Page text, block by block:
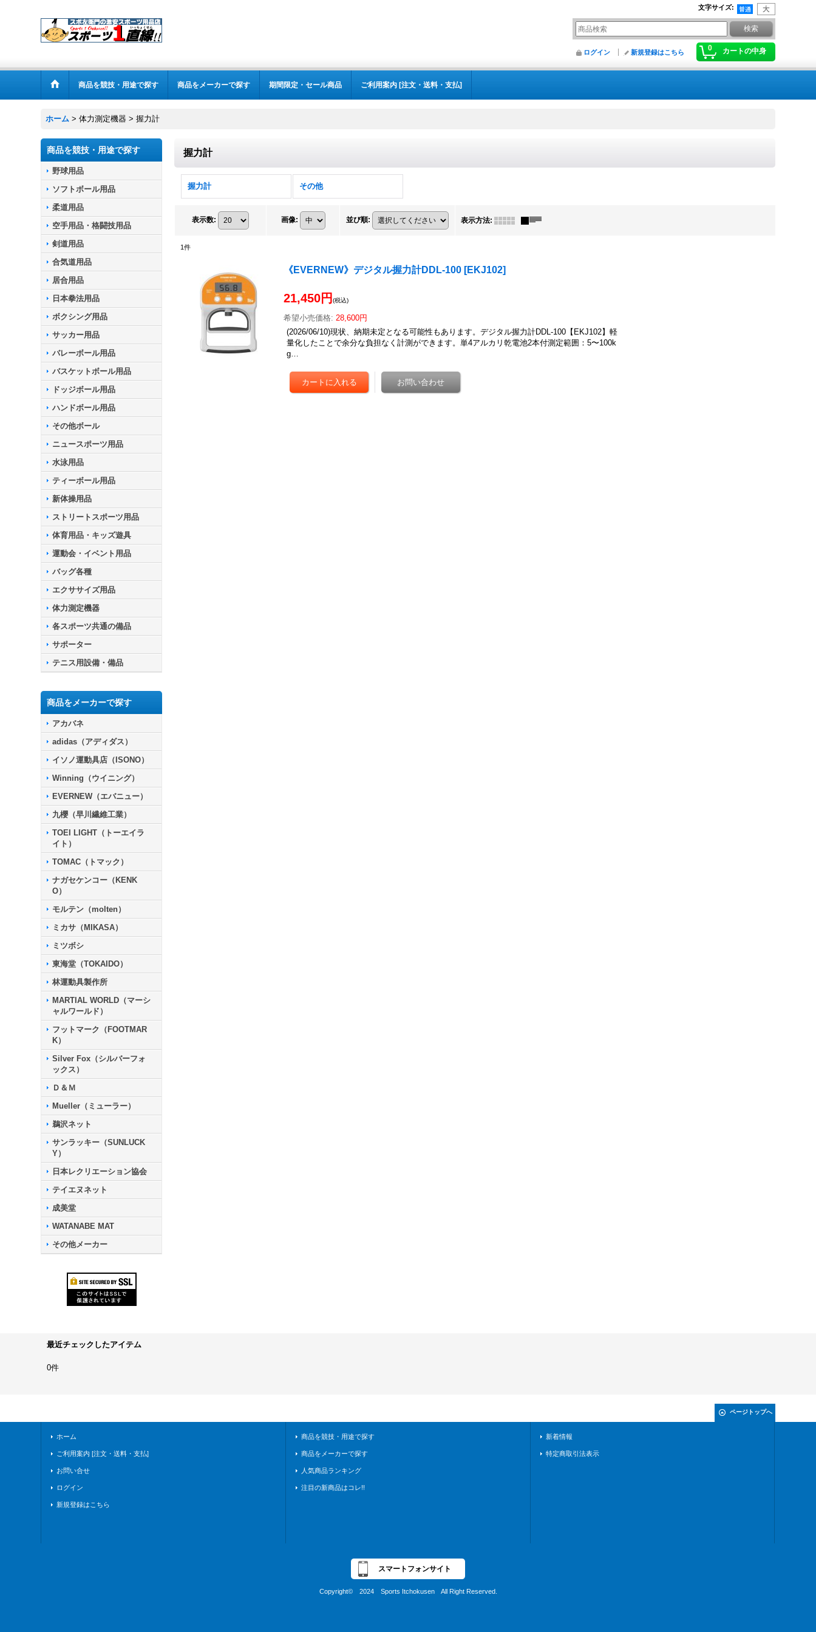
文字サイズ:
0 カートの中身
ログイン 新規登録はこちら
商品を競技・用途で探す 商品をメーカーで探す 期間限定・セール商品 ご利用案内 [注文・送料・支払]
ホーム > 体力測定機器 > 握力計
商品を競技・用途で探す
野球用品
ソフトボール用品
柔道用品
空手用品・格闘技用品
剣道用品
合気道用品
居合用品
日本拳法用品
ボクシング用品
サッカー用品
バレーボール用品
バスケットボール用品
ドッジボール用品
ハンドボール用品
その他ボール
ニュースポーツ用品
水泳用品
ティーボール用品
新体操用品
ストリートスポーツ用品
体育用品・キッズ遊具
運動会・イベント用品
バッグ各種
エクササイズ用品
体力測定機器
各スポーツ共通の備品
サポーター
テニス用設備・備品
商品をメーカーで探す
アカバネ
adidas（アディダス）
イソノ運動具店（ISONO）
Winning（ウイニング）
EVERNEW（エバニュー）
九櫻（早川繊維工業）
TOEI LIGHT（トーエイラ
イト）
TOMAC（トマック）
ナガセケンコー（KENK
O）
モルテン（molten）
ミカサ（MIKASA）
ミツボシ
東海堂（TOKAIDO）
林運動具製作所
MARTIAL WORLD（マーシ
ャルワールド）
フットマーク（FOOTMAR
K）
Silver Fox（シルバーフォ
ックス）
Ｄ＆Ｍ
Mueller（ミューラー）
鵜沢ネット
サンラッキー（SUNLUCK
Y）
日本レクリエーション協会
テイエヌネット
成美堂
WATANABE MAT
その他メーカー
握力計
握力計 その他
表示数: 画像: 並び順: 表示方法:
1件
《EVERNEW》デジタル握力計DDL-100 [EKJ102]
21,450円(税込)
希望小売価格: 28,600円
(2026/06/10)現状、納期未定となる可能性もあります。デジタル握力計DDL-100【EKJ102】軽
量化したことで余分な負担なく計測ができます。単4アルカリ乾電池2本付測定範囲：5〜100k
g…
最近チェックしたアイテム
0件
ページトップへ
ホーム
ご利用案内 [注文・送料・支払]
お問い合せ
ログイン
新規登録はこちら
商品を競技・用途で探す
商品をメーカーで探す
人気商品ランキング
注目の新商品はコレ!!
新着情報
特定商取引法表示
スマートフォンサイト
Copyright© 2024 Sports Itchokusen All Right Reserved.